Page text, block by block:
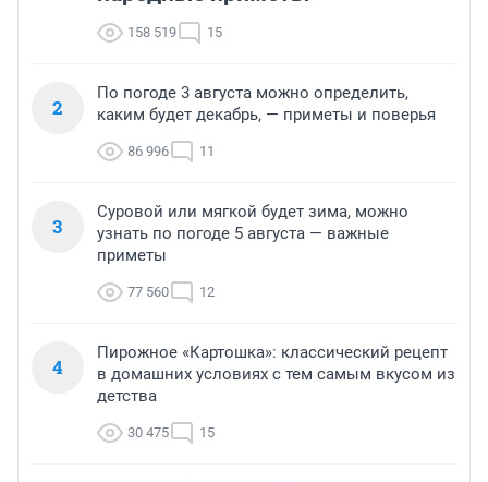
158 519 15
2
По погоде 3 августа можно определить,
каким будет декабрь, — приметы и поверья
86 996 11
3
Суровой или мягкой будет зима, можно
узнать по погоде 5 августа — важные
приметы
77 560 12
4
Пирожное «Картошка»: классический рецепт
в домашних условиях с тем самым вкусом из
детства
30 475 15